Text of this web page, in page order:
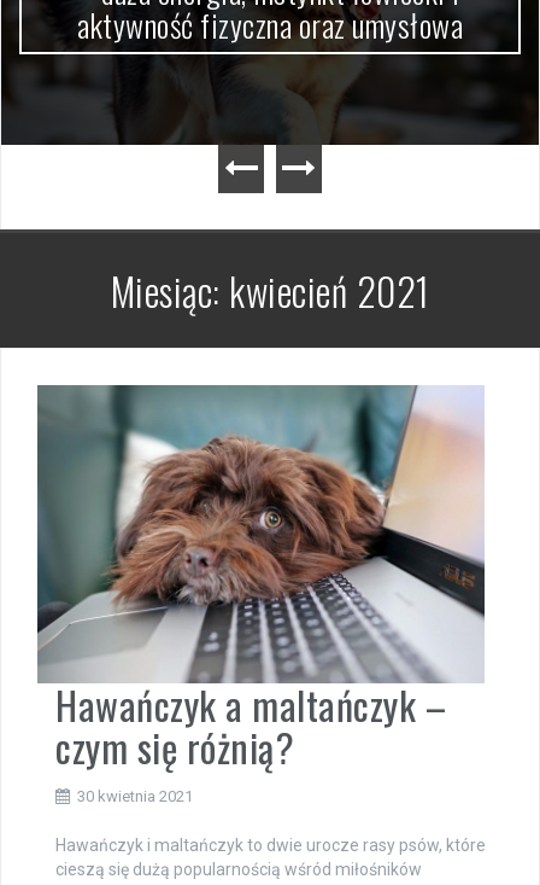
aktywność fizyczna oraz umysłowa
Miesiąc: kwiecień 2021
Hawańczyk a maltańczyk –
czym się różnią?
30 kwietnia 2021
Hawańczyk i maltańczyk to dwie urocze rasy psów, które
cieszą się dużą popularnością wśród miłośników